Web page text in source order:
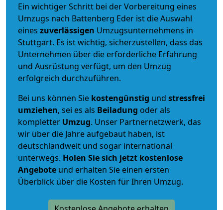
Ein wichtiger Schritt bei der Vorbereitung eines
Umzugs nach Battenberg Eder ist die Auswahl
eines zuverlässigen Umzugsunternehmens in
Stuttgart. Es ist wichtig, sicherzustellen, dass das
Unternehmen über die erforderliche Erfahrung
und Ausrüstung verfügt, um den Umzug
erfolgreich durchzuführen.
Bei uns können Sie kostengünstig und stressfrei
umziehen, sei es als Beiladung oder als
kompletter Umzug. Unser Partnernetzwerk, das
wir über die Jahre aufgebaut haben, ist
deutschlandweit und sogar international
unterwegs. Holen Sie sich jetzt kostenlose
Angebote und erhalten Sie einen ersten
Überblick über die Kosten für Ihren Umzug.